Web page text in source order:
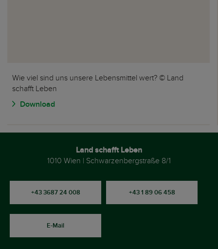
Wie viel sind uns unsere Lebensmittel wert? © Land
schafft Leben
Download
Land schafft Leben
1010 Wien | Schwarzenbergstraße 8/1
+43 3687 24 008 +43 1 89 06 458
E-Mail